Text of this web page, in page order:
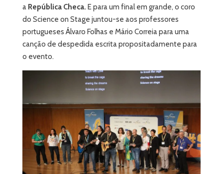
a República Checa. E para um final em grande, o coro
do Science on Stage juntou-se aos professores
portugueses Álvaro Folhas e Mário Correia para uma
canção de despedida escrita propositadamente para
o evento.